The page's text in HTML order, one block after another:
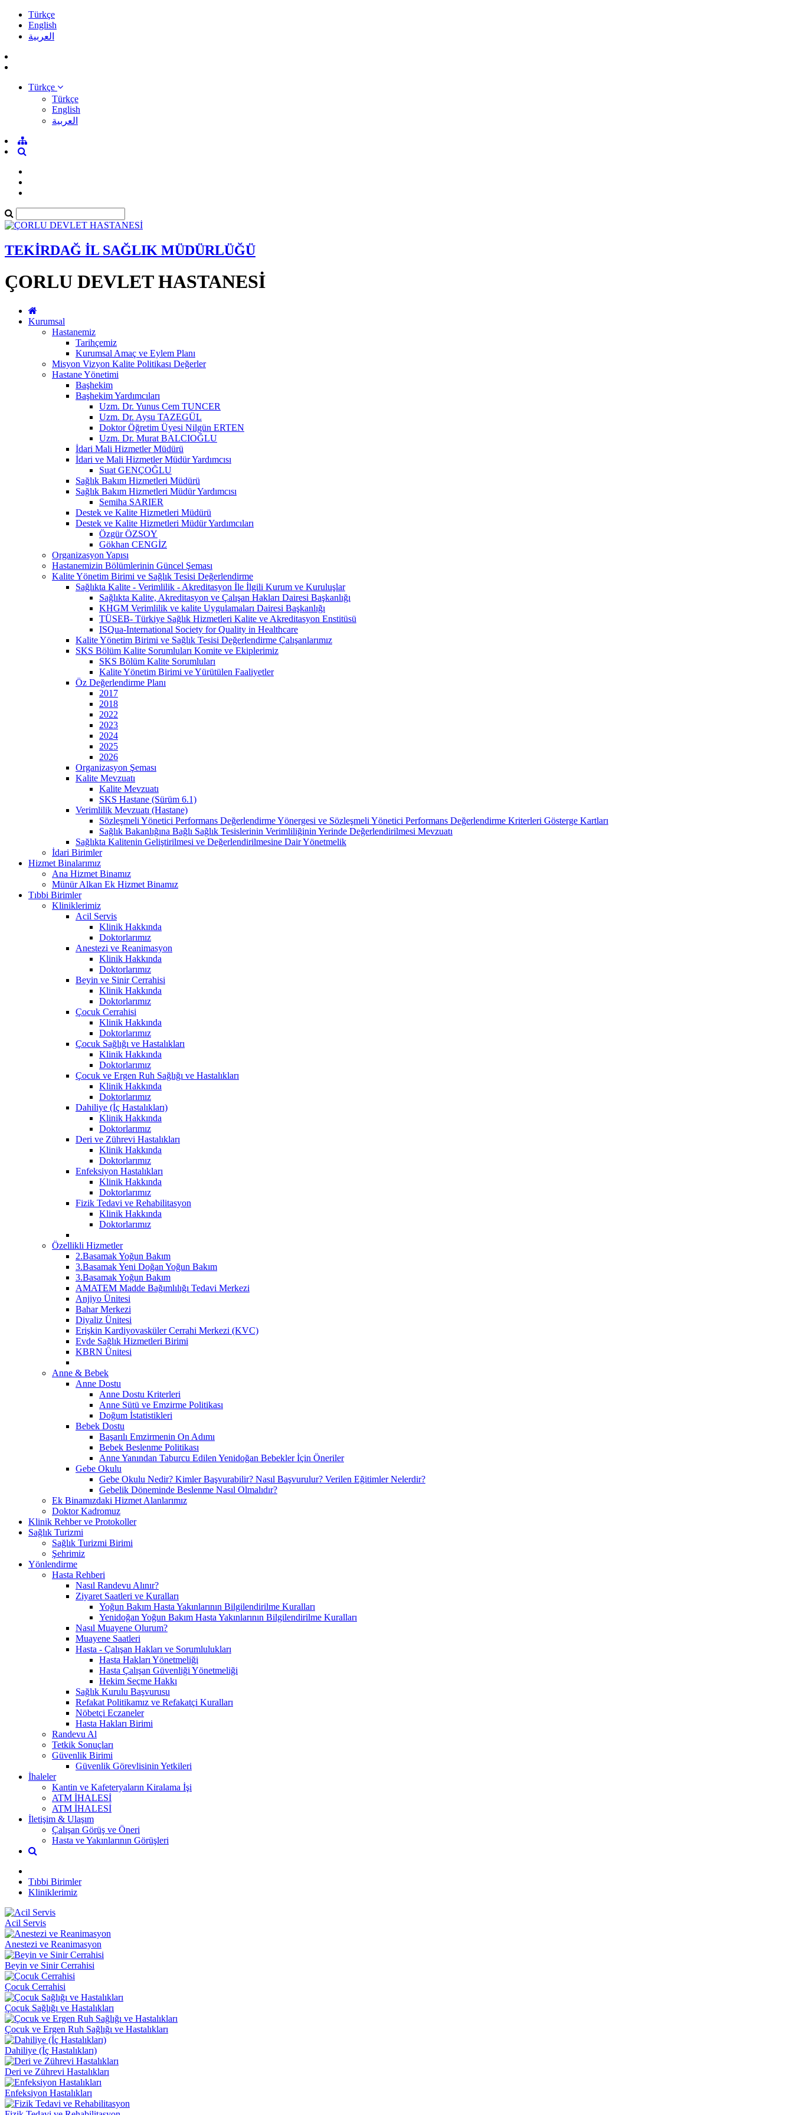
Türkçe
English
العربية
Türkçe
Türkçe
English
العربية
TEKİRDAĞ İL SAĞLIK MÜDÜRLÜĞÜ
ÇORLU DEVLET HASTANESİ
Kurumsal
Hastanemiz
Tarihçemiz
Kurumsal Amaç ve Eylem Planı
Misyon Vizyon Kalite Politikası Değerler
Hastane Yönetimi
Başhekim
Başhekim Yardımcıları
Uzm. Dr. Yunus Cem TUNCER
Uzm. Dr. Aysu TAZEGÜL
Doktor Öğretim Üyesi Nilgün ERTEN
Uzm. Dr. Murat BALCIOĞLU
İdari Mali Hizmetler Müdürü
İdari ve Mali Hizmetler Müdür Yardımcısı
Suat GENÇOĞLU
Sağlık Bakım Hizmetleri Müdürü
Sağlık Bakım Hizmetleri Müdür Yardımcısı
Semiha SARIER
Destek ve Kalite Hizmetleri Müdürü
Destek ve Kalite Hizmetleri Müdür Yardımcıları
Özgür ÖZSOY
Gökhan CENGİZ
Organizasyon Yapısı
Hastanemizin Bölümlerinin Güncel Şeması
Kalite Yönetim Birimi ve Sağlık Tesisi Değerlendirme
Sağlıkta Kalite - Verimlilik - Akreditasyon İle İlgili Kurum ve Kuruluşlar
Sağlıkta Kalite, Akreditasyon ve Çalışan Hakları Dairesi Başkanlığı
KHGM Verimlilik ve kalite Uygulamaları Dairesi Başkanlığı
TÜSEB- Türkiye Sağlık Hizmetleri Kalite ve Akreditasyon Enstitüsü
ISQua-International Society for Quality in Healthcare
Kalite Yönetim Birimi ve Sağlık Tesisi Değerlendirme Çalışanlarımız
SKS Bölüm Kalite Sorumluları Komite ve Ekiplerimiz
SKS Bölüm Kalite Sorumluları
Kalite Yönetim Birimi ve Yürütülen Faaliyetler
Öz Değerlendirme Planı
2017
2018
2022
2023
2024
2025
2026
Organizasyon Şeması
Kalite Mevzuatı
Kalite Mevzuatı
SKS Hastane (Sürüm 6.1)
Verimlilik Mevzuatı (Hastane)
Sözleşmeli Yönetici Performans Değerlendirme Yönergesi ve Sözleşmeli Yönetici Performans Değerlendirme Kriterleri Gösterge Kartları
Sağlık Bakanlığına Bağlı Sağlık Tesislerinin Verimliliğinin Yerinde Değerlendirilmesi Mevzuatı
Sağlıkta Kalitenin Geliştirilmesi ve Değerlendirilmesine Dair Yönetmelik
İdari Birimler
Hizmet Binalarımız
Ana Hizmet Binamız
Münür Alkan Ek Hizmet Binamız
Tıbbi Birimler
Kliniklerimiz
Acil Servis
Klinik Hakkında
Doktorlarımız
Anestezi ve Reanimasyon
Klinik Hakkında
Doktorlarımız
Beyin ve Sinir Cerrahisi
Klinik Hakkında
Doktorlarımız
Çocuk Cerrahisi
Klinik Hakkında
Doktorlarımız
Çocuk Sağlığı ve Hastalıkları
Klinik Hakkında
Doktorlarımız
Çocuk ve Ergen Ruh Sağlığı ve Hastalıkları
Klinik Hakkında
Doktorlarımız
Dahiliye (İç Hastalıkları)
Klinik Hakkında
Doktorlarımız
Deri ve Zührevi Hastalıkları
Klinik Hakkında
Doktorlarımız
Enfeksiyon Hastalıkları
Klinik Hakkında
Doktorlarımız
Fizik Tedavi ve Rehabilitasyon
Klinik Hakkında
Doktorlarımız
Özellikli Hizmetler
2.Basamak Yoğun Bakım
3.Basamak Yeni Doğan Yoğun Bakım
3.Basamak Yoğun Bakım
AMATEM Madde Bağımlılığı Tedavi Merkezi
Anjiyo Ünitesi
Bahar Merkezi
Diyaliz Ünitesi
Erişkin Kardiyovasküler Cerrahi Merkezi (KVC)
Evde Sağlık Hizmetleri Birimi
KBRN Ünitesi
Anne & Bebek
Anne Dostu
Anne Dostu Kriterleri
Anne Sütü ve Emzirme Politikası
Doğum İstatistikleri
Bebek Dostu
Başarılı Emzirmenin On Adımı
Bebek Beslenme Politikası
Anne Yanından Taburcu Edilen Yenidoğan Bebekler İçin Öneriler
Gebe Okulu
Gebe Okulu Nedir? Kimler Başvurabilir? Nasıl Başvurulur? Verilen Eğitimler Nelerdir?
Gebelik Döneminde Beslenme Nasıl Olmalıdır?
Ek Binamızdaki Hizmet Alanlarımız
Doktor Kadromuz
Klinik Rehber ve Protokoller
Sağlık Turizmi
Sağlık Turizmi Birimi
Şehrimiz
Yönlendirme
Hasta Rehberi
Nasıl Randevu Alınır?
Ziyaret Saatleri ve Kuralları
Yoğun Bakım Hasta Yakınlarının Bilgilendirilme Kuralları
Yenidoğan Yoğun Bakım Hasta Yakınlarının Bilgilendirilme Kuralları
Nasıl Muayene Olurum?
Muayene Saatleri
Hasta - Çalışan Hakları ve Sorumlulukları
Hasta Hakları Yönetmeliği
Hasta Çalışan Güvenliği Yönetmeliği
Hekim Seçme Hakkı
Sağlık Kurulu Başvurusu
Refakat Politikamız ve Refakatçi Kuralları
Nöbetçi Eczaneler
Hasta Hakları Birimi
Randevu Al
Tetkik Sonuçları
Güvenlik Birimi
Güvenlik Görevlisinin Yetkileri
İhaleler
Kantin ve Kafeteryaların Kiralama İşi
ATM İHALESİ
ATM İHALESİ
İletişim & Ulaşım
Çalışan Görüş ve Öneri
Hasta ve Yakınlarının Görüşleri
Tıbbi Birimler
Kliniklerimiz
Acil Servis
Anestezi ve Reanimasyon
Beyin ve Sinir Cerrahisi
Çocuk Cerrahisi
Çocuk Sağlığı ve Hastalıkları
Çocuk ve Ergen Ruh Sağlığı ve Hastalıkları
Dahiliye (İç Hastalıkları)
Deri ve Zührevi Hastalıkları
Enfeksiyon Hastalıkları